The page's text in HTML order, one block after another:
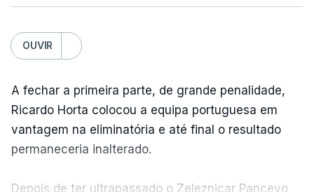
OUVIR
A fechar a primeira parte, de grande penalidade,
Ricardo Horta colocou a equipa portuguesa em
vantagem na eliminatória e até final o resultado
permaneceria inalterado.
Depois de ter ultrapassado o Zeleznicar Pancevo